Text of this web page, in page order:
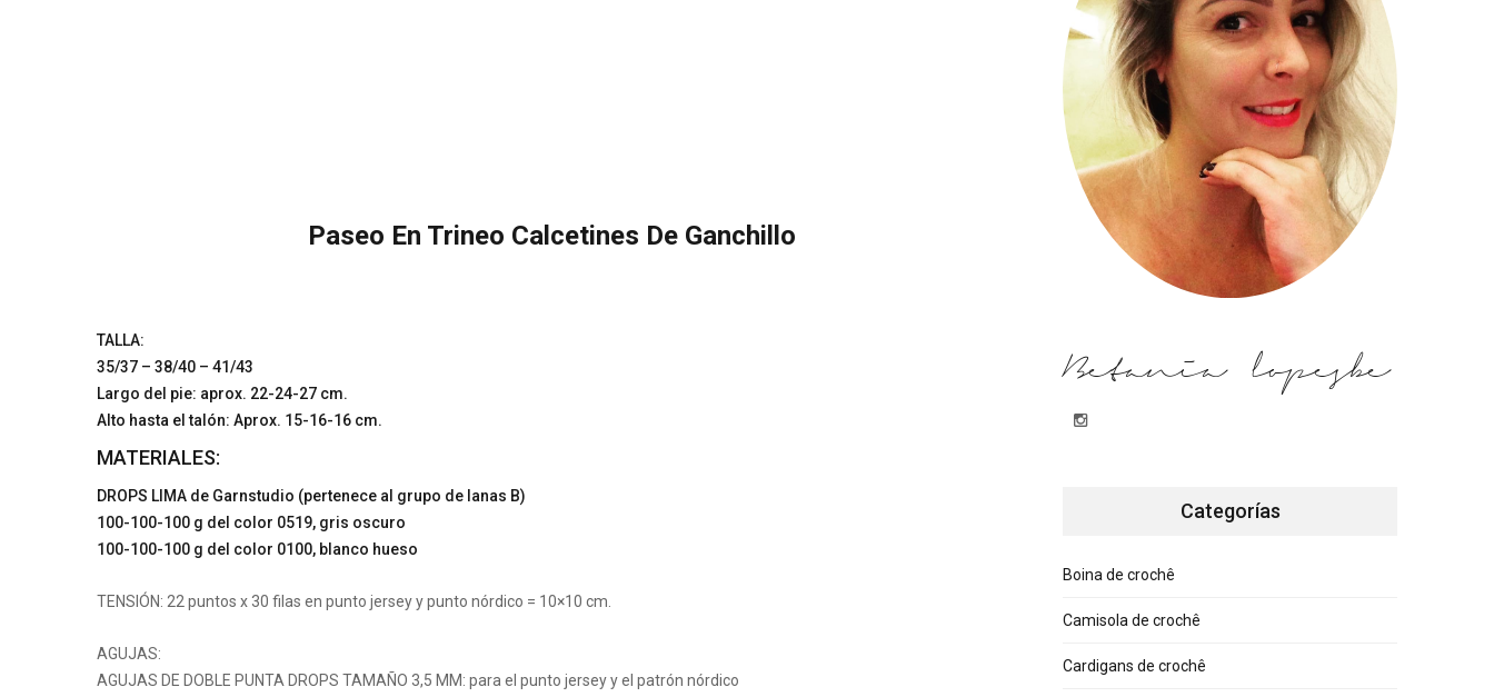
Paseo En Trineo Calcetines De Ganchillo
TALLA:
35/37 – 38/40 – 41/43
Largo del pie: aprox. 22-24-27 cm.
Alto hasta el talón: Aprox. 15-16-16 cm.
MATERIALES:
DROPS LIMA de Garnstudio (pertenece al grupo de lanas B)
100-100-100 g del color 0519, gris oscuro
100-100-100 g del color 0100, blanco hueso
TENSIÓN: 22 puntos x 30 filas en punto jersey y punto nórdico = 10×10 cm.
AGUJAS:
AGUJAS DE DOBLE PUNTA DROPS TAMAÑO 3,5 MM: para el punto jersey y el patrón nórdico
Betania lopesbe
Categorías
Boina de crochê
Camisola de crochê
Cardigans de crochê